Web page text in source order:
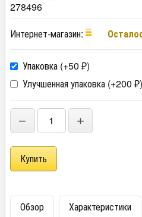
278496
Интернет-магазин:
Упаковка (+50 ₽)
Улучшенная упаковка (+200 ₽)
− +
Обзор Характеристики